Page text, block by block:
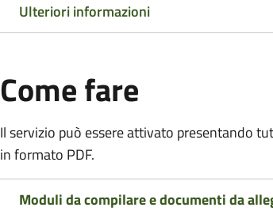
Ulteriori informazioni
Come fare
Il servizio può essere attivato presentando
in formato PDF.
Moduli da compilare e documenti da